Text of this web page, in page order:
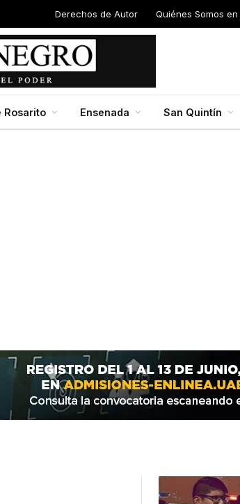
Derechos de Autor Quiénes Somos en
Rosarito Ensenada San Quintín